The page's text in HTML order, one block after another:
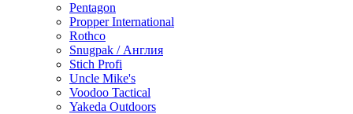
Pentagon
Propper International
Rothco
Snugpak / Англия
Stich Profi
Uncle Mike's
Voodoo Tactical
Yakeda Outdoors